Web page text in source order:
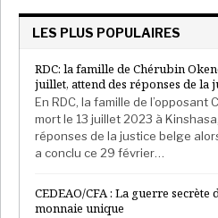
LES PLUS POPULAIRES
RDC: la famille de Chérubin
juillet, attend des réponses de la
En RDC, la famille de l’opposant
mort le 13 juillet 2023 à
réponses de la justice belge
a conclu ce 29 février…
CEDEAO/CFA : La guerre
monnaie unique